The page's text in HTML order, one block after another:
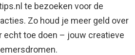
te bezoeken voor de
Zo houd je meer geld over
echt toe doen – jouw creatieve